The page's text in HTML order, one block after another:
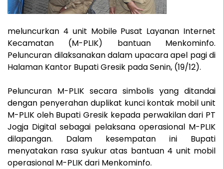
meluncurkan 4 unit Mobile Pusat Layanan Internet
Kecamatan (M-PLIK) bantuan Menkominfo.
Peluncuran dilaksanakan dalam upacara apel pagi di
Halaman Kantor Bupati Gresik pada Senin, (19/12).
Peluncuran M-PLIK secara simbolis yang ditandai
dengan penyerahan duplikat kunci kontak mobil unit
M-PLIK oleh Bupati Gresik kepada perwakilan dari PT
Jogja Digital sebagai pelaksana operasional M-PLIK
dilapangan. Dalam kesempatan ini Bupati
menyatakan rasa syukur atas bantuan 4 unit mobil
operasional M-PLIK dari Menkominfo.